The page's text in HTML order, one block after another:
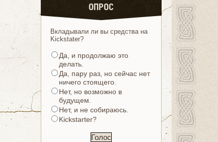
ОПРОС
Вкладывали ли вы средства на
Kickstater?
Да, и продолжаю это
делать.
Да, пару раз, но сейчас нет
ничего стоящего.
Нет, но возможно в
будущем.
Нет, и не собираюсь.
Kickstarter?